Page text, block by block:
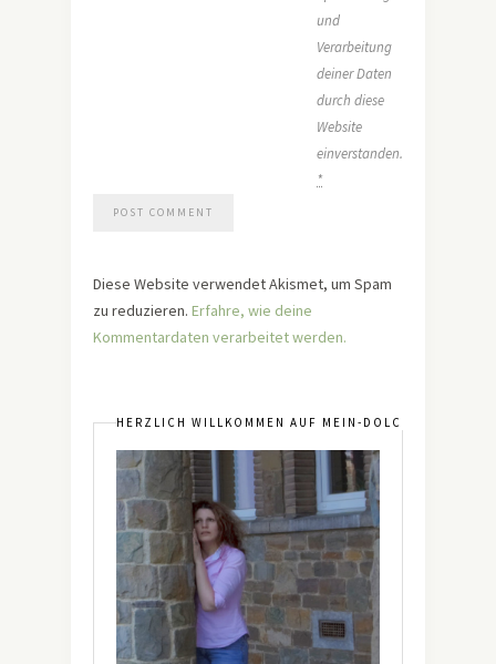
und
Verarbeitung
deiner Daten
durch diese
Website
einverstanden.
*
Diese Website verwendet Akismet, um Spam
zu reduzieren. Erfahre, wie deine
Kommentardaten verarbeitet werden.
HERZLICH WILLKOMMEN AUF MEIN-DOLCEVITA.DE